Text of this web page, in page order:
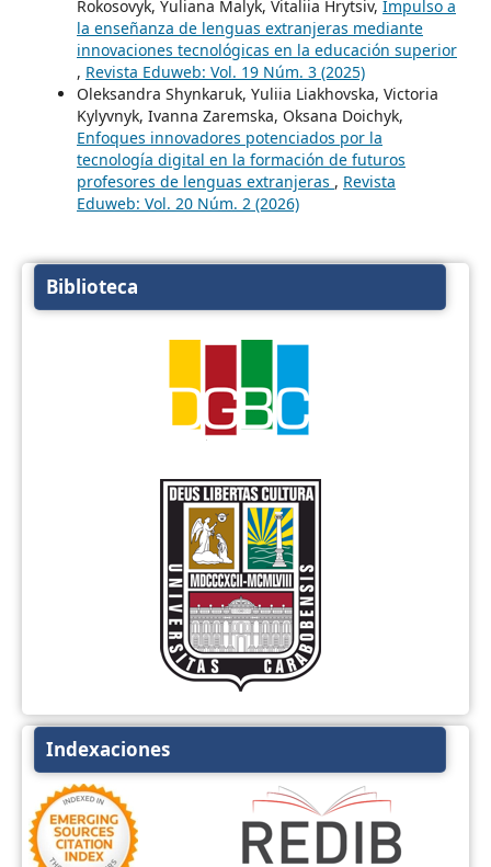
Rokosovyk, Yuliana Malyk, Vitaliia Hrytsiv, Impulso a
la enseñanza de lenguas extranjeras mediante
innovaciones tecnológicas en la educación superior
, Revista Eduweb: Vol. 19 Núm. 3 (2025)
Oleksandra Shynkaruk, Yuliia Liakhovska, Victoria
Kylyvnyk, Ivanna Zaremska, Oksana Doichyk,
Enfoques innovadores potenciados por la
tecnología digital en la formación de futuros
profesores de lenguas extranjeras , Revista
Eduweb: Vol. 20 Núm. 2 (2026)
Biblioteca
Indexaciones